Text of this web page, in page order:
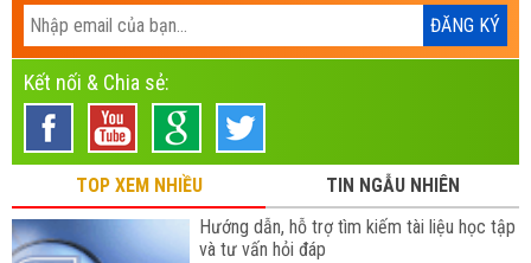
Kết nối & Chia sẻ:
TOP XEM NHIỀU
TIN NGẪU NHIÊN
Hướng dẫn, hỗ trợ tìm kiếm tài liệu học tập
và tư vấn hỏi đáp